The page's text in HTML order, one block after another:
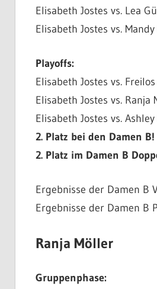
Elisabeth Jostes vs. Lea
Elisabeth Jostes vs.
Playoffs:
Elisabeth Jostes vs.
Elisabeth Jostes vs.
Elisabeth Jostes vs.
2. Platz bei den Damen B!
2. Platz im Damen B
Ergebnisse der Damen B
Ergebnisse der Damen B
Ranja Möller
Gruppenphase: